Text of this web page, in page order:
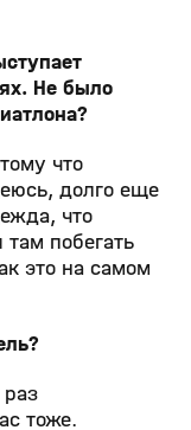
Не было
что
долго еще
что
побегать
это на самом
тоже.